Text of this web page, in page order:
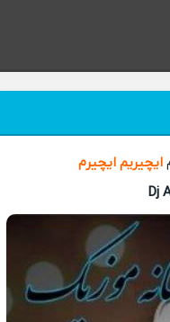
ایچیریم ایچیرم
Dj